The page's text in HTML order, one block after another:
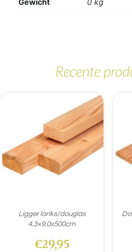
Gewicht 0 kg
Recente
Ligger lariks/douglas
4.3×9.0x500cm
€29,95